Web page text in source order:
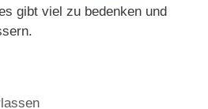
gibt viel zu bedenken und